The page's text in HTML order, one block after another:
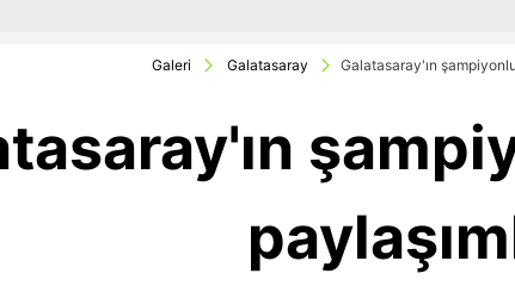
Galeri Galatasaray Galatasaray'ın